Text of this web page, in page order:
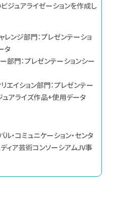
ジュアライゼーションを作成し
ンジ部門：プレゼンテーショ
タ
門：プレゼンテーションシー
イション部門：プレゼンテー
ュアライズ作品+使用データ
・コミュニケーション・センタ
ディア芸術コンソーシアムJV事